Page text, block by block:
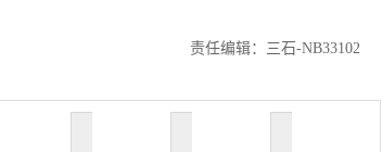
责任编辑：三石-NB33102